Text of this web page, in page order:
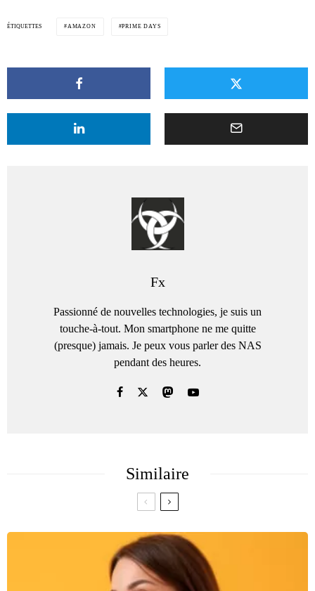
ÉTIQUETTES AMAZON PRIME DAYS
Fx
Passionné de nouvelles technologies, je suis un
touche-à-tout. Mon smartphone ne me quitte
(presque) jamais. Je peux vous parler des NAS
pendant des heures.
Similaire